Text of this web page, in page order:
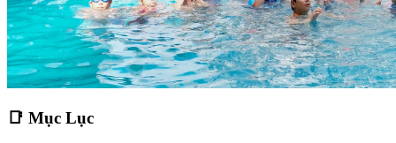
📑 Mục Lục